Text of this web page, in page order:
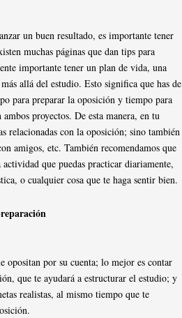
un buen resultado, es importante tener
muchas páginas que dan tips para
importante tener un plan de vida, una
allá del estudio. Esto significa que has de
para preparar la oposición y tiempo para
proyectos. De esta manera, en tu
relacionadas con la oposición; sino también
amigos, etc. También recomendamos que
que puedas practicar diariamente,
o cualquier cosa que te haga sentir bien.
opositan por su cuenta; lo mejor es contar
que te ayudará a estructurar el estudio; y
realistas, al mismo tiempo que te